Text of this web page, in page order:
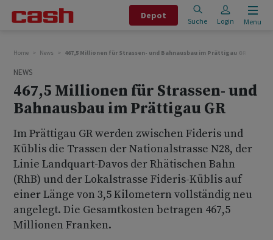
Depot
Suche Login Menu
Home News 467,5 Millionen für Strassen- und Bahnausbau im Prättigau GR
NEWS
467,5 Millionen für Strassen- und
Bahnausbau im Prättigau GR
Im Prättigau GR werden zwischen Fideris und
Küblis die Trassen der Nationalstrasse N28, der
Linie Landquart-Davos der Rhätischen Bahn
(RhB) und der Lokalstrasse Fideris-Küblis auf
einer Länge von 3,5 Kilometern vollständig neu
angelegt. Die Gesamtkosten betragen 467,5
Millionen Franken.